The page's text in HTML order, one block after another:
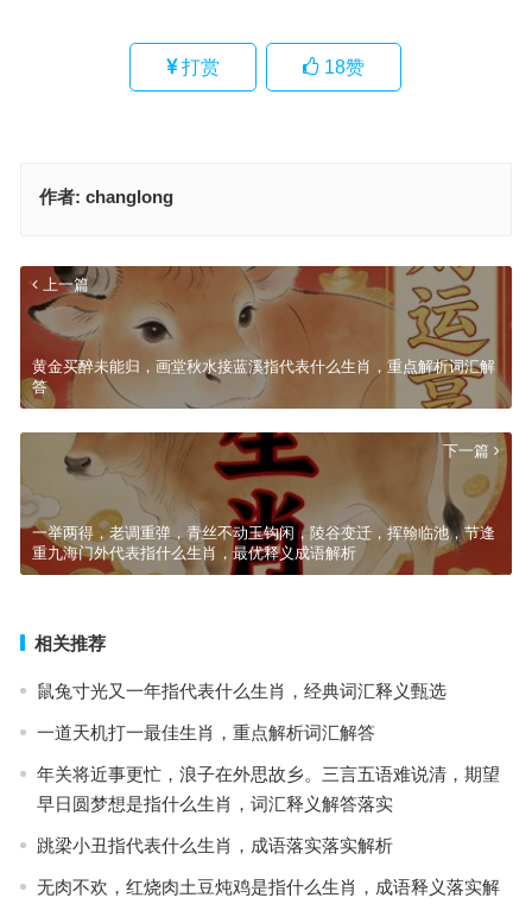
打赏 18赞
作者: changlong
上一篇
黄金买醉未能归，画堂秋水接蓝溪指代表什么生肖，重点解析词汇解
答
下一篇
一举两得，老调重弹，青丝不动玉钩闲，陵谷变迁，挥翰临池，节逢
重九海门外代表指什么生肖，最优释义成语解析
相关推荐
鼠兔寸光又一年指代表什么生肖，经典词汇释义甄选
一道天机打一最佳生肖，重点解析词汇解答
年关将近事更忙，浪子在外思故乡。三言五语难说清，期望
早日圆梦想是指什么生肖，词汇释义解答落实
跳梁小丑指代表什么生肖，成语落实落实解析
无肉不欢，红烧肉土豆炖鸡是指什么生肖，成语释义落实解